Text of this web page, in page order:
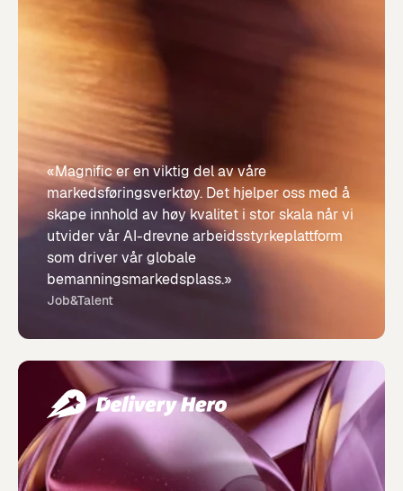
«Magnific er en viktig del av våre
markedsføringsverktøy. Det hjelper oss med å
skape innhold av høy kvalitet i stor skala når vi
utvider vår AI-drevne arbeidsstyrkeplattform
som driver vår globale
bemanningsmarkedsplass.»
Job&Talent